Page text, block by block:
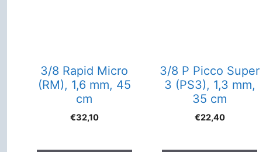
3/8 Rapid Micro
(RM), 1,6 mm, 45
cm
€32,10
3/8 P Picco Super
3 (PS3), 1,3 mm,
35 cm
€22,40